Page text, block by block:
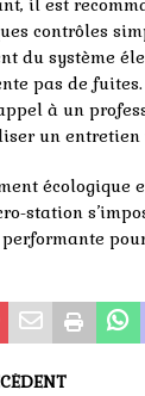
il est
contrôles
du système
pas de
à un
un
écologique
station